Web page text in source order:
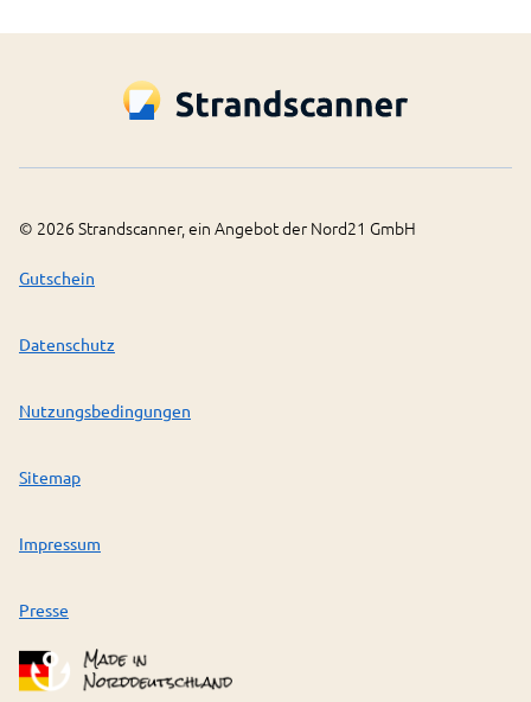
© 2026 Strandscanner, ein Angebot der Nord21 GmbH
Gutschein
Datenschutz
Nutzungsbedingungen
Sitemap
Impressum
Presse